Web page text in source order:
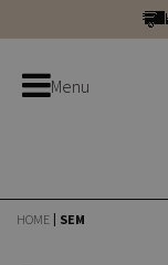
direct
naarMenu
HOME SEM